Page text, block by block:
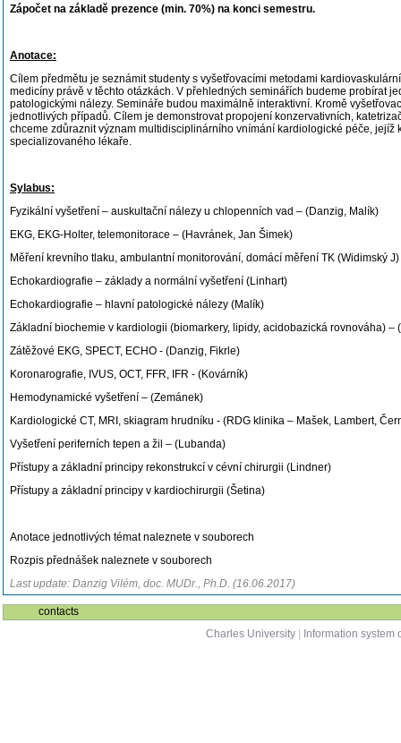
Zápočet na základě prezence (min. 70%) na konci semestru.
Anotace:
Cílem předmětu je seznámit studenty s vyšetřovacími metodami
medicíny právě v těchto otázkách. V přehledných seminářích budeme probírat
patologickými nálezy. Semináře budou maximálně interaktivní. Kromě
jednotlivých případů. Cílem je demonstrovat propojení konzervativních,
chceme zdůraznit význam multidisciplinárního vnímání kardiologické péče,
specializovaného lékaře.
Sylabus:
Fyzikální vyšetření – auskultační nálezy u chlopenních vad – (Danzig, Malík)
EKG, EKG-Holter, telemonitorace – (Havránek, Jan Šimek)
Měření krevního tlaku, ambulantní monitorování, domácí měření TK (Widimský J)
Echokardiografie – základy a normální vyšetření (Linhart)
Echokardiografie – hlavní patologické nálezy (Malík)
Základní biochemie v kardiologii (biomarkery, lipidy, acidobazická rovnováha) –
Zátěžové EKG, SPECT, ECHO - (Danzig, Fikrle)
Koronarografie, IVUS, OCT, FFR, IFR - (Kovárník)
Hemodynamické vyšetření – (Zemánek)
Kardiologické CT, MRI, skiagram hrudníku - (RDG klinika – Mašek, Lambert,
Vyšetření periferních tepen a žil – (Lubanda)
Přístupy a základní principy rekonstrukcí v cévní chirurgii (Lindner)
Přístupy a základní principy v kardiochirurgii (Šetina)
Anotace jednotlivých témat naleznete v souborech
Rozpis přednášek naleznete v souborech
Last update: Danzig Vilém, doc. MUDr., Ph.D. (16.06.2017)
contacts
Charles University
Information